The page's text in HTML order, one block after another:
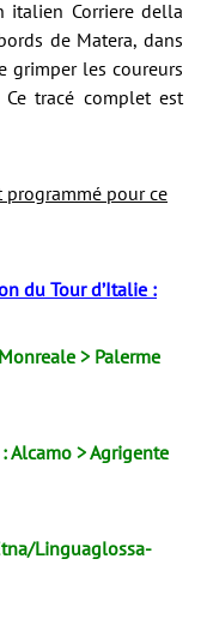
italien Corriere della
de Matera, dans
grimper les coureurs
tracé complet est
pour ce
du Tour d’Italie :
> Palerme
Alcamo > Agrigente
Linguaglossa-